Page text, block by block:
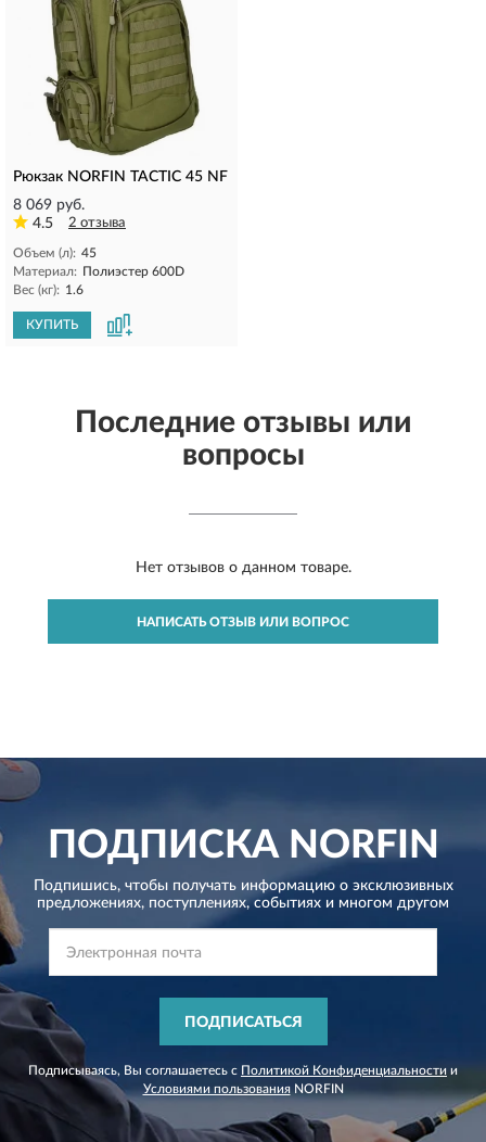
Рюкзак NORFIN TACTIC 45 NF
8 069 руб.
4.5
2 отзыва
Объем (л): 45
Материал: Полиэстер 600D
Вес (кг): 1.6
КУПИТЬ
Последние отзывы или
вопросы
Нет отзывов о данном товаре.
НАПИСАТЬ ОТЗЫВ ИЛИ ВОПРОС
ПОДПИСКАNORFIN
Подпишись, чтобы получать информацию о эксклюзивных
предложениях, поступлениях, событиях и многом другом
ПОДПИСАТЬСЯ
Подписываясь, Вы соглашаетесь с Политикой Конфиденциальности и
Условиями пользованияNORFIN